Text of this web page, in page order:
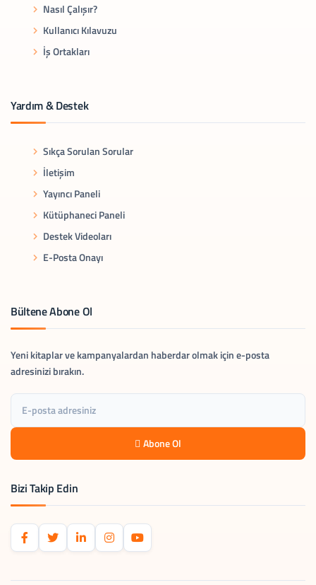
Nasıl Çalışır?
Kullanıcı Kılavuzu
İş Ortakları
Yardım & Destek
Sıkça Sorulan Sorular
İletişim
Yayıncı Paneli
Kütüphaneci Paneli
Destek Videoları
E-Posta Onayı
Bültene Abone Ol
Yeni kitaplar ve kampanyalardan haberdar olmak için e-posta
adresinizi bırakın.
Abone Ol
Bizi Takip Edin